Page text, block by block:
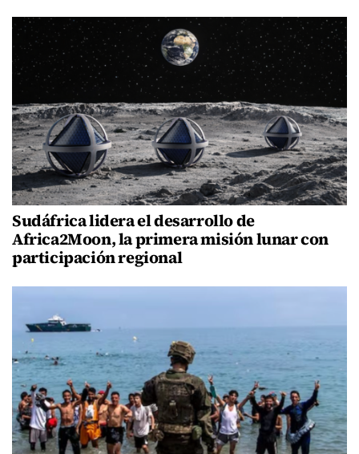
Sudáfrica lidera el desarrollo de
Africa2Moon, la primera misión lunar con
participación regional